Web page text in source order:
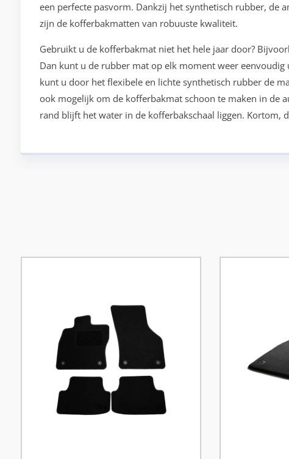
een perfecte pasvorm. Dankzij het synthetisch rubber, de
zijn de kofferbakmatten van robuuste kwaliteit.
Gebruikt u de kofferbakmat niet het hele jaar door?
Dan kunt u de rubber mat op elk moment weer
kunt u door het flexibele en lichte synthetisch rubber de
ook mogelijk om de kofferbakmat schoon te maken in de
rand blijft het water in de kofferbakschaal liggen. Kortom,